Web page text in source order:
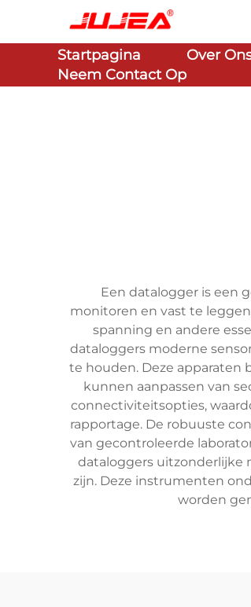
Startpagina Over
Neem Contact Op
Een datalogger is een
monitoren en vast te
spanning en andere
dataloggers moderne
te houden. Deze apparaten
kunnen aanpassen van
connectiviteitsopties,
rapportage. De robuuste
van gecontroleerde
dataloggers uitzonderlijke
zijn. Deze instrumenten
worden